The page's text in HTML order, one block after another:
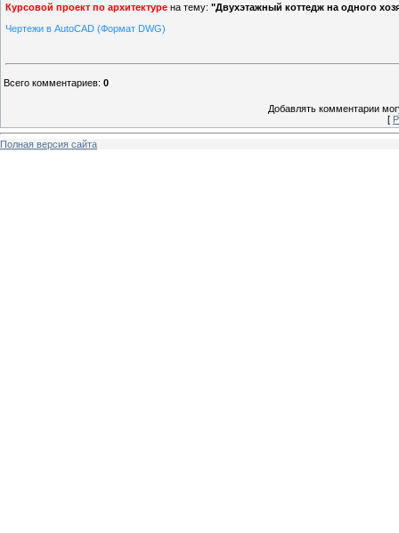
Курсовой проект по архитектуре на тему: "Двухэтажный коттедж на одного
Чертежи в AutoCAD (Формат DWG)
Всего комментариев: 0
Добавлять комментарии
[
Полная версия сайта